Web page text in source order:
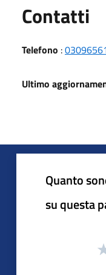
Contatti
Telefono :
Ultimo
Quanto
su questa